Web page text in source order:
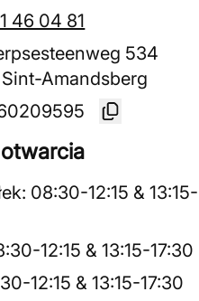
46 04 81
534
Amandsberg
: 08:30-12:15 &13:15-
-12:15 &13:15-17:30
-12:15 &13:15-17:30